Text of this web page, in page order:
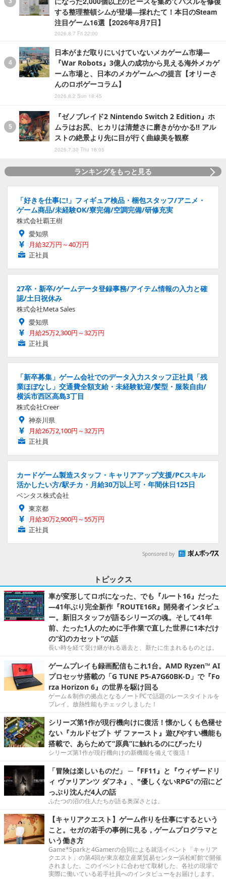
する整理整頓シムが登場―採れたて！本日のSteam
注目ゲーム16選【2026年8月7日】
2026.8.7 Fri 22:00
日本がまだ取りにいけていないメカゲーム市場―
『War Robots』3億人の成功から見える海外メカゲ
ーム市場と、日本のメカゲームへの提言【オリーさ
んのロボゲーコラム】
2026.8.2 Sun 18:45
『ゼノブレイド2 Nintendo Switch 2 Edition』ホ
ムラはお尻、ヒカリは清楚さに磨きがかかる!! アル
ストの絶景より先に目が行く曲線美を観察
2026.7.30 Thu 18:05
ランキングをもっと見る
「好きを仕事に!」フィギュア検品・梱包スタッフ/アニメ・
ゲーム商品/未経験OK/寮完備/空調完備/研修充実
株式会社覇王樹
愛知県
月給32万円～40万円
正社員
27卒・新卒/ゲームデータ登録事務/アイテム情報の入力と確
認/土日祝休み
株式会社Meta Sales
愛知県
月給25万2,300円～32万円
正社員
「新卒募集」ゲーム会社でのデータ入力スタッフ正社員「残
業ほぼなし」交通費全額支給・未経験歓迎/髪型・服装自由/
横浜市西区高島3丁目
株式会社Creer
神奈川県
月給26万2,100円～32万円
正社員
カードゲーム製造スタッフ・キャリアアップ支援/PCスキル
活かしたい方/駅チカ・月給30万以上可・年間休日125日
ベンタス株式会社
東京都
月給30万2,900円～55万円
正社員
Sponsored by
トピックス
車が変形してロボになった、でも『ルート16』だった
―41年ぶり完全新作『ROUTE16R』開発者インタビュ
ー。新旧スタッフが語るシリーズの魂。そして41年
前、たった1人のために手作業で直した世界に1本だけ
の“幻のカセット”の話
長い時を経て受け継がれる過去と、新たに生まれるものとは。
ゲームプレイも録画配信もこれ1台。AMD Ryzen™ AI
プロセッサ搭載の「G TUNE P5-A7G60BK-D」で『Fo
rza Horizon 6』の世界を駆け回る
ゲーム＆制作の拠点となるノートPCで話題のレースタイトルを
プレイ。放熱性能もチェックしました！
シリーズ第1作が現行機向けに復活！懐かしくも色褪せ
ない『カルドセプト ザ ファースト』遊びやすい機能も
搭載で、あらためて“原典”に触れるのにぴったり
シリーズ第1作が現行機向けの新機能を備えて復活！
「冒険は楽しいものだ」 ─『FF11』と『ウィザードリ
ィ ヴァリアンツ ダフネ』、"優しくないRPG"の沼にど
っぷり沈んだ4人の話
ふたつの沼の住人たちが語る奥深さとは。
【キャリアクエスト】ゲーム作りを仕事にするという
こと。セガの若手の事例に見る，ゲームプログラマと
いう働き方
Game*Sparkと4Gamerの合同による就活イベント「キャリア
クエスト」の第4回が東京都立産業貿易センター浜松町館で開催
されました。このイベントに合わせて取材した、各社の現場で
実際に働いている若手社員へのインタビューをお届けします。